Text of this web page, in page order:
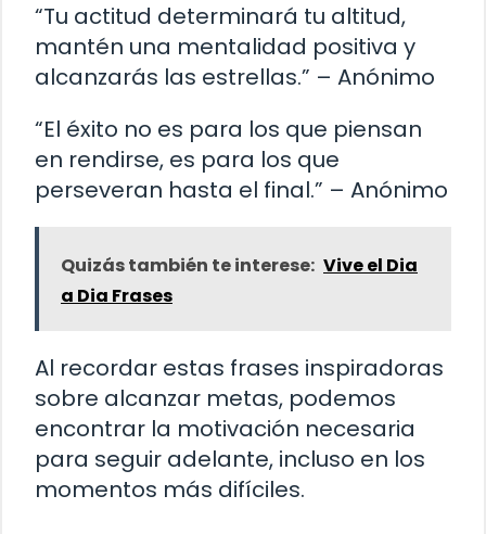
“Tu actitud determinará tu altitud,
mantén una mentalidad positiva y
alcanzarás las estrellas.” – Anónimo
“El éxito no es para los que piensan
en rendirse, es para los que
perseveran hasta el final.” – Anónimo
Quizás también te interese: Vive el Dia
a Dia Frases
Al recordar estas frases inspiradoras
sobre alcanzar metas, podemos
encontrar la motivación necesaria
para seguir adelante, incluso en los
momentos más difíciles.